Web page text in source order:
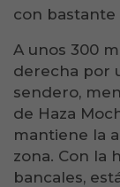
con
A unos 300
derecha por
sendero,
de Haza
mantiene la
zona. Con la
bancales,